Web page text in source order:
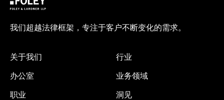
我们超越法律框架，专注于客户不断变化的需求。
关于我们
办公室
职业
行业
业务领域
洞见